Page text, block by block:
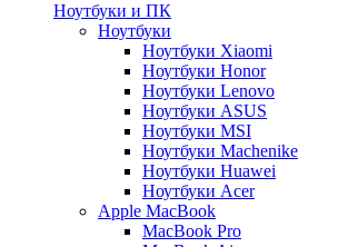
Ноутбуки и ПК
Ноутбуки
Ноутбуки Xiaomi
Ноутбуки Honor
Ноутбуки Lenovo
Ноутбуки ASUS
Ноутбуки MSI
Ноутбуки Machenike
Ноутбуки Huawei
Ноутбуки Acer
Apple MacBook
MacBook Pro